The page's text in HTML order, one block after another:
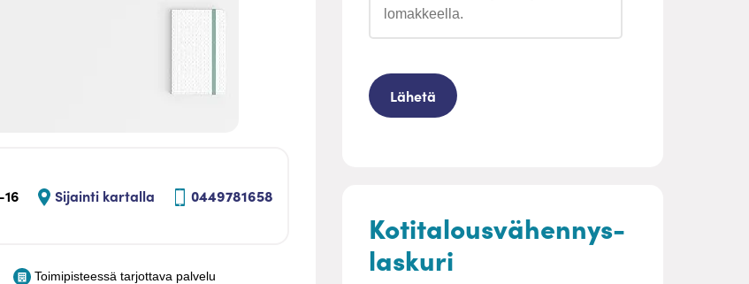
Sijainti kartalla 0449781658
Toimipisteessä tarjottava palvelu
Kotitalousvähennys-
laskuri